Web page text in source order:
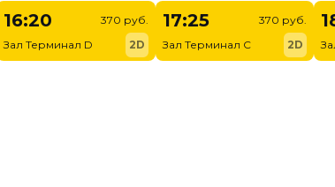
16:20
Зал Терминал D
370 руб.
2D
17:25
Зал Терминал C
370 руб.
2D